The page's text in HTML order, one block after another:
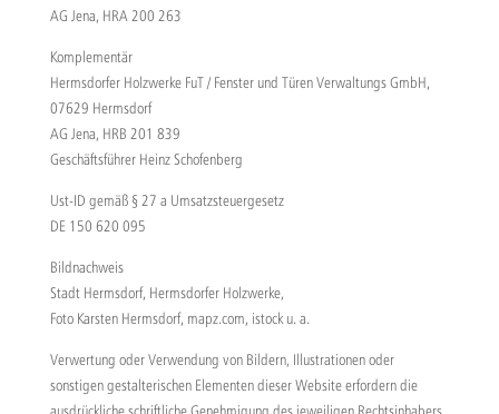
AG Jena, HRA 200 263
Komplementär
Hermsdorfer Holzwerke FuT / Fenster und Türen Verwaltungs GmbH,
07629 Hermsdorf
AG Jena, HRB 201 839
Geschäftsführer Heinz Schofenberg
Ust-ID gemäß § 27 a Umsatzsteuergesetz
DE 150 620 095
Bildnachweis
Stadt Hermsdorf, Hermsdorfer Holzwerke,
Foto Karsten Hermsdorf, mapz.com, istock u. a.
Verwertung oder Verwendung von Bildern, Illustrationen oder
sonstigen gestalterischen Elementen dieser Website erfordern die